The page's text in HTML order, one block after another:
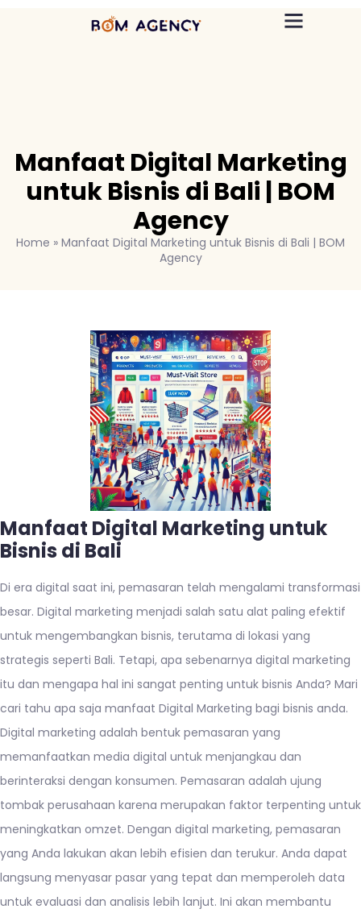
Manfaat Digital Marketing
untuk Bisnis di Bali | BOM
Agency
Home » Manfaat Digital Marketing untuk Bisnis di Bali | BOM
Agency
Manfaat Digital Marketing untuk
Bisnis di Bali
Di era digital saat ini, pemasaran telah mengalami transformasi
besar. Digital marketing menjadi salah satu alat paling efektif
untuk mengembangkan bisnis, terutama di lokasi yang
strategis seperti Bali. Tetapi, apa sebenarnya digital marketing
itu dan mengapa hal ini sangat penting untuk bisnis Anda? Mari
cari tahu apa saja manfaat Digital Marketing bagi bisnis anda.
Digital marketing adalah bentuk pemasaran yang
memanfaatkan media digital untuk menjangkau dan
berinteraksi dengan konsumen. Pemasaran adalah ujung
tombak perusahaan karena merupakan faktor terpenting untuk
meningkatkan omzet. Dengan digital marketing, pemasaran
yang Anda lakukan akan lebih efisien dan terukur. Anda dapat
langsung menyasar pasar yang tepat dan memperoleh data
untuk evaluasi dan analisis lebih lanjut. Ini akan membantu